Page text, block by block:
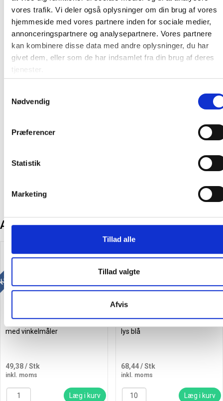
vores trafik. Vi deler også oplysninger om din brug af vores
hjemmeside med vores partnere inden for sociale medier,
annonceringspartnere og analysepartnere. Vores partnere
kan kombinere disse data med andre oplysninger, du har
givet dem, eller som de har indsamlet fra din brug af deres
tjenester.
Nødvendig
Præferencer
Statistik
Marketing
Tillad alle
Tillad valgte
Afvis
Anvendelse
Gradmåling
Geometriundervisning
Tegning og optegning
Opmåling i skole og undervisning
Pakning og enhed
Producent:
Andre kunder købte også
mere og spar
Linex S2622 geometritrekant
med vinkelmåler
49,38/ Stk
inkl. moms
Læg i kurv
Køb mere og spar
Linex S20 superlinealer 20 cm
lys blå
68,44/ Stk
inkl. moms
Læg i kurv